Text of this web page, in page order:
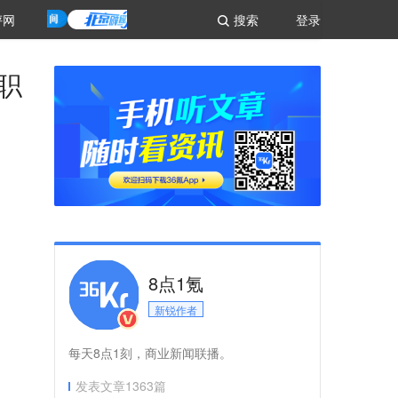
登录
搜索
8点1氪
新锐作者
每天8点1刻，商业新闻联播。
发表文章1363篇